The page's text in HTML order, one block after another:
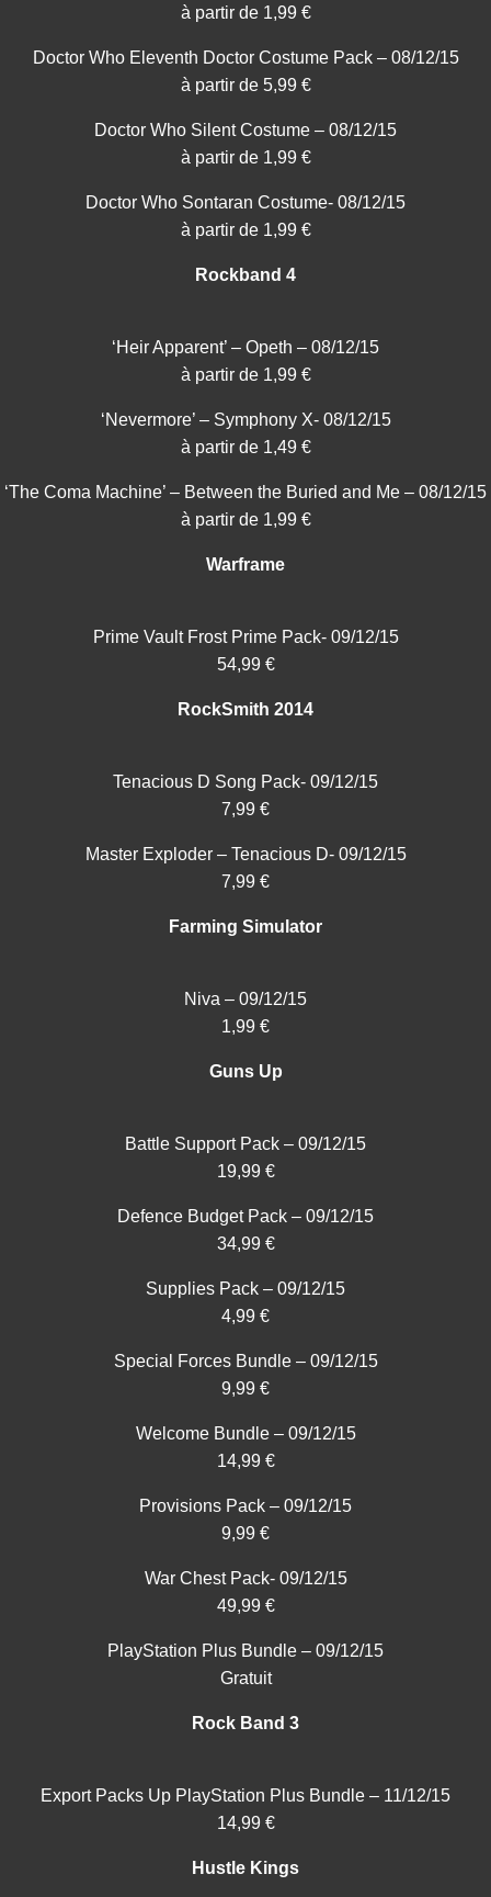
à partir de 1,99 €
Doctor Who Eleventh Doctor Costume Pack – 08/12/15
à partir de 5,99 €
Doctor Who Silent Costume – 08/12/15
à partir de 1,99 €
Doctor Who Sontaran Costume- 08/12/15
à partir de 1,99 €
Rockband 4
‘Heir Apparent’ – Opeth – 08/12/15
à partir de 1,99 €
‘Nevermore’ – Symphony X- 08/12/15
à partir de 1,49 €
‘The Coma Machine’ – Between the Buried and Me – 08/12/15
à partir de 1,99 €
Warframe
Prime Vault Frost Prime Pack- 09/12/15
54,99 €
RockSmith 2014
Tenacious D Song Pack- 09/12/15
7,99 €
Master Exploder – Tenacious D- 09/12/15
7,99 €
Farming Simulator
Niva – 09/12/15
1,99 €
Guns Up
Battle Support Pack – 09/12/15
19,99 €
Defence Budget Pack – 09/12/15
34,99 €
Supplies Pack – 09/12/15
4,99 €
Special Forces Bundle – 09/12/15
9,99 €
Welcome Bundle – 09/12/15
14,99 €
Provisions Pack – 09/12/15
9,99 €
War Chest Pack- 09/12/15
49,99 €
PlayStation Plus Bundle – 09/12/15
Gratuit
Rock Band 3
Export Packs Up PlayStation Plus Bundle – 11/12/15
14,99 €
Hustle Kings